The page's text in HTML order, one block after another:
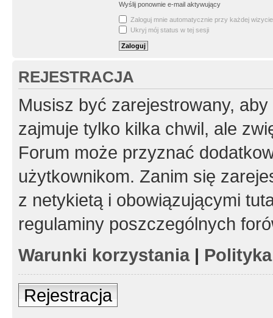
Wyślij ponownie e-mail aktywujący
Zaloguj mnie automatycznie przy każdej wizycie
Ukryj mój status w tej sesji
REJESTRACJA
Musisz być zarejestrowany,
zajmuje tylko kilka chwil, ale
Forum może przyznać
użytkownikom. Zanim się
z netykietą i obowiązującymi
regulaminy poszczególnych
Warunki korzystania|
Rejestracja